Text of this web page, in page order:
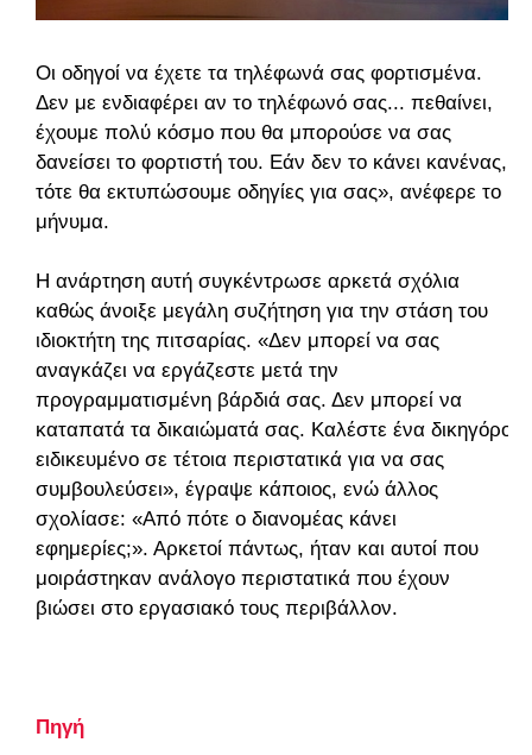
Οι οδηγοί να έχετε τα τηλέφωνά σας φορτισμένα.
Δεν με ενδιαφέρει αν το τηλέφωνό σας... πεθαίνει,
έχουμε πολύ κόσμο που θα μπορούσε να σας
δανείσει το φορτιστή του. Εάν δεν το κάνει κανένας,
τότε θα εκτυπώσουμε οδηγίες για σας», ανέφερε το
μήνυμα.
Η ανάρτηση αυτή συγκέντρωσε αρκετά σχόλια
καθώς άνοιξε μεγάλη συζήτηση για την στάση του
ιδιοκτήτη της πιτσαρίας. «Δεν μπορεί να σας
αναγκάζει να εργάζεστε μετά την
προγραμματισμένη βάρδιά σας. Δεν μπορεί να
καταπατά τα δικαιώματά σας. Καλέστε ένα δικηγόρο
ειδικευμένο σε τέτοια περιστατικά για να σας
συμβουλεύσει», έγραψε κάποιος, ενώ άλλος
σχολίασε: «Από πότε ο διανομέας κάνει
εφημερίες;». Αρκετοί πάντως, ήταν και αυτοί που
μοιράστηκαν ανάλογο περιστατικά που έχουν
βιώσει στο εργασιακό τους περιβάλλον.
Πηγή